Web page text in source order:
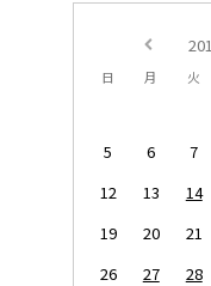
日 月 火
5
6 7
12
13 14
19
20 21
26
27 28